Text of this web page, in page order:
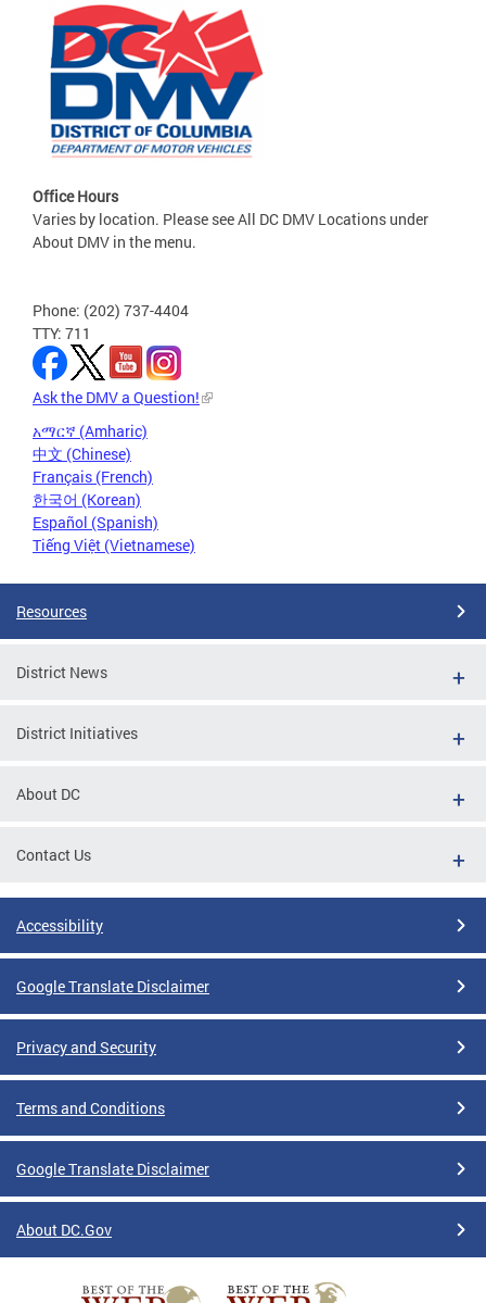
Office Hours
Varies by location. Please see All DC DMV Locations under
About DMV in the menu.
Phone: (202) 737-4404
TTY: 711
Ask the DMV a Question!
አማርኛ (Amharic)
中文 (Chinese)
Français (French)
한국어 (Korean)
Español (Spanish)
Tiếng Việt (Vietnamese)
Resources
District News
District Initiatives
About DC
Contact Us
Accessibility
Google Translate Disclaimer
Privacy and Security
Terms and Conditions
Google Translate Disclaimer
About DC.Gov